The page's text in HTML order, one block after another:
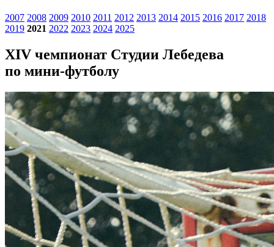
2007 2008 2009 2010 2011 2012 2013 2014 2015 2016 2017 2018
2019 2021 2022 2023 2024 2025
XIV чемпионат Студии Лебедева
по мини-футболу